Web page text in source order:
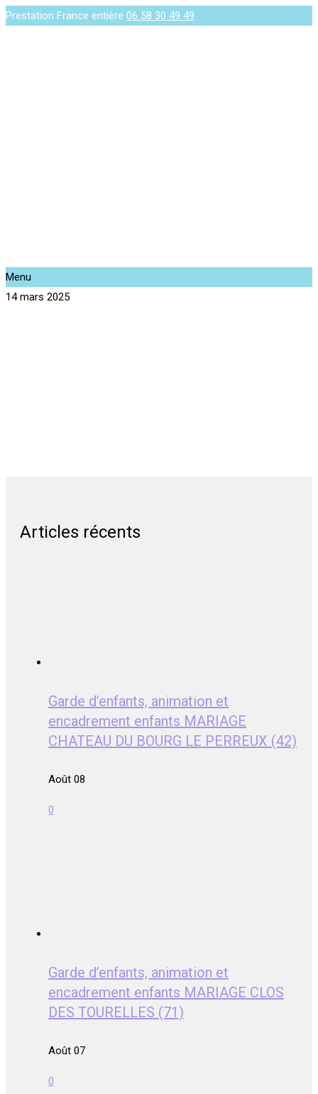
Prestation France entière 06 58 30 49 49
Menu
14 mars 2025
Articles récents
Garde d’enfants, animation et
encadrement enfants MARIAGE
CHATEAU DU BOURG LE PERREUX (42)
Août 08
0
Garde d’enfants, animation et
encadrement enfants MARIAGE CLOS
DES TOURELLES (71)
Août 07
0